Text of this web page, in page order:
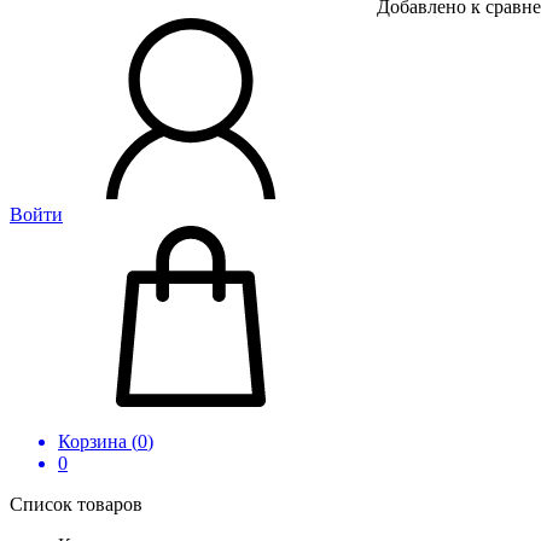
Добавлено к
Войти
Корзина (0)
0
Список товаров